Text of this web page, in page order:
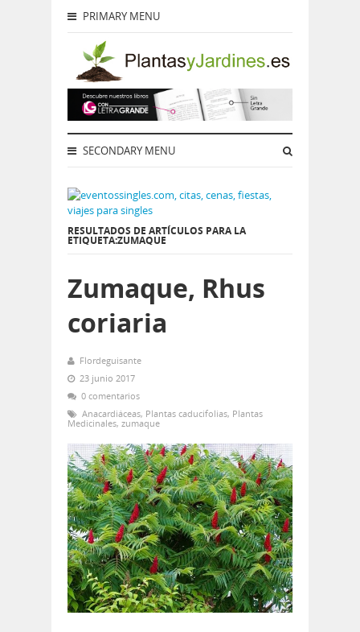
PRIMARY MENU
SECONDARY MENU
RESULTADOS DE ARTÍCULOS PARA LA
ETIQUETA:ZUMAQUE
Zumaque, Rhus
coriaria
Flordeguisante
23 junio 2017
0 comentarios
Anacardiáceas, Plantas caducifolias, Plantas
Medicinales, zumaque